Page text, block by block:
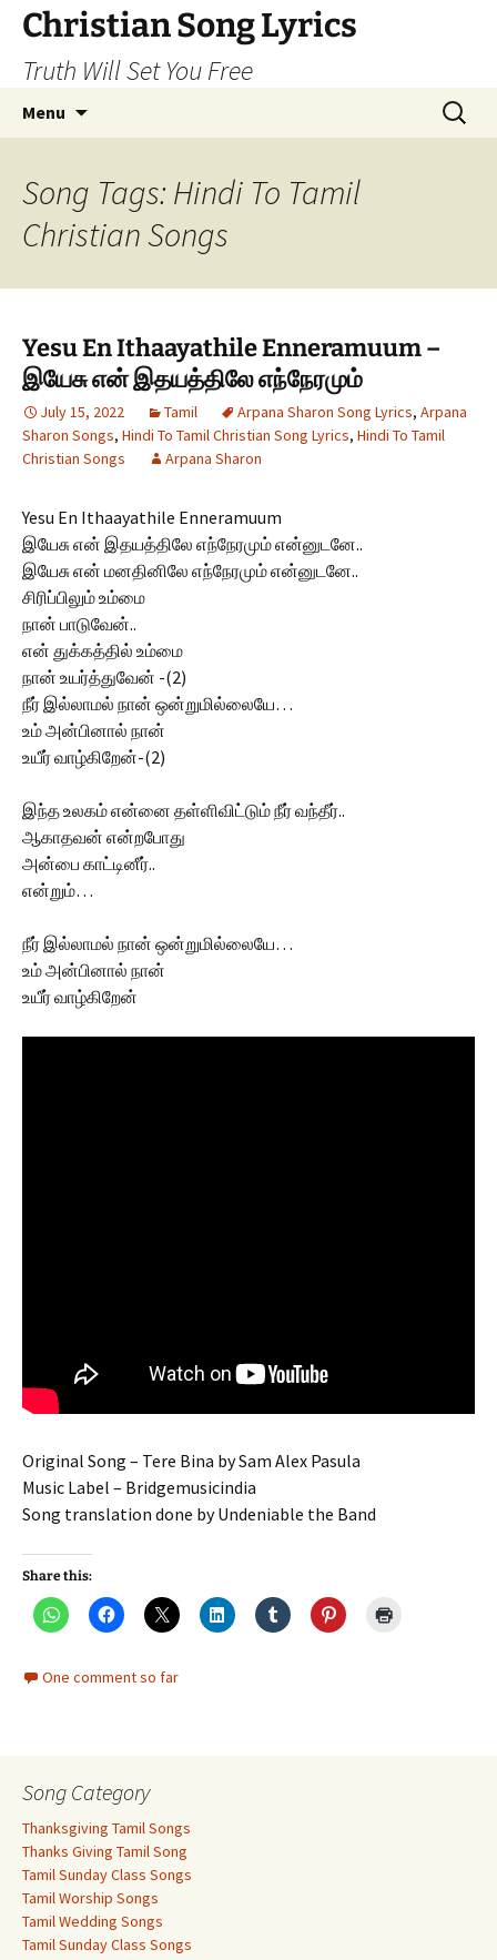
Skip
content
Christian Song Lyrics
Truth Will Set You Free
Menu
Search
for:
Song Tags: Hindi To Tamil
Christian Songs
Yesu En Ithaayathile Enneramuum –
இயேசு என் இதயத்திலே எந்நேரமும்
July 15, 2022 Tamil Arpana Sharon Song Lyrics, Arpana
Sharon Songs, Hindi To Tamil Christian Song Lyrics, Hindi To Tamil
Christian Songs
Arpana Sharon
Yesu En Ithaayathile Enneramuum
இயேசு என் இதயத்திலே எந்நேரமும் என்னுடனே..
இயேசு என் மனதினிலே எந்நேரமும் என்னுடனே..
சிரிப்பிலும் உம்மை
நான் பாடுவேன்..
என் துக்கத்தில் உம்மை
நான் உயர்த்துவேன் -(2)
நீர் இல்லாமல் நான் ஒன்றுமில்லையே…
உம் அன்பினால் நான்
உயீர் வாழ்கிறேன்-(2)
இந்த உலகம் என்னை தள்ளிவிட்டும் நீர் வந்தீர்..
ஆகாதவன் என்றபோது
அன்பை காட்டினீர்..
என்றும்…
நீர் இல்லாமல் நான் ஒன்றுமில்லையே…
உம் அன்பினால் நான்
உயீர் வாழ்கிறேன்
Original Song – Tere Bina by Sam Alex Pasula
Music Label – Bridgemusicindia
Song translation done by Undeniable the Band
Share this:
One comment so far
Song Category
Thanksgiving Tamil Songs
Thanks Giving Tamil Song
Tamil Sunday Class Songs
Tamil Worship Songs
Tamil Wedding Songs
Tamil Sunday Class Songs